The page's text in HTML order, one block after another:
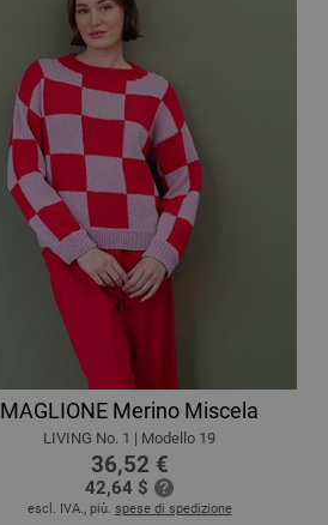
MAGLIONE Merino Miscela
LIVING No. 1 | Modello 19
36,52 €
42,64 $
escl. IVA., più. spese di spedizione